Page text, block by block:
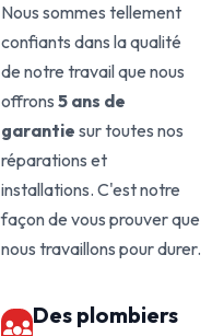
Nous sommes tellement
confiants dans la qualité
de notre travail que nous
offrons 5 ans de
garantie sur toutes nos
réparations et
installations. C'est notre
façon de vous prouver que
nous travaillons pour durer.
Des plombiers